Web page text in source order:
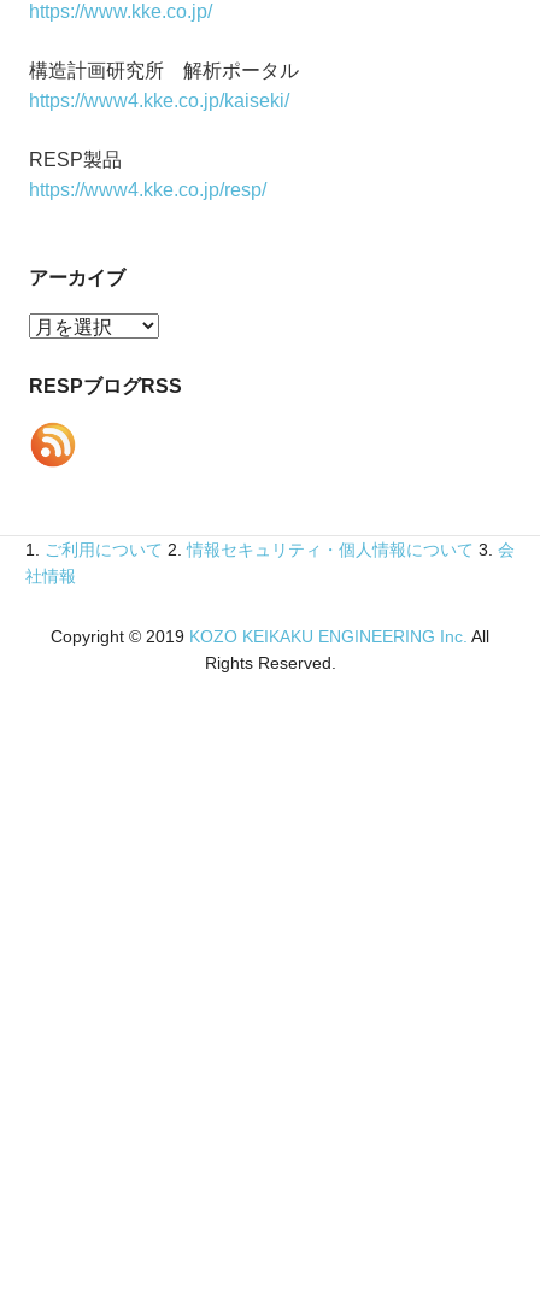
https://www.kke.co.jp/
構造計画研究所 解析ポータル
https://www4.kke.co.jp/kaiseki/
RESP製品
https://www4.kke.co.jp/resp/
アーカイブ
ア
カ
ブ
RESPブログRSS
1. ご利用について 2.情報セキュリティ・個人情報について 3. 会
社情報
Copyright © 2019 KOZO KEIKAKU ENGINEERING Inc. All
Rights Reserved.